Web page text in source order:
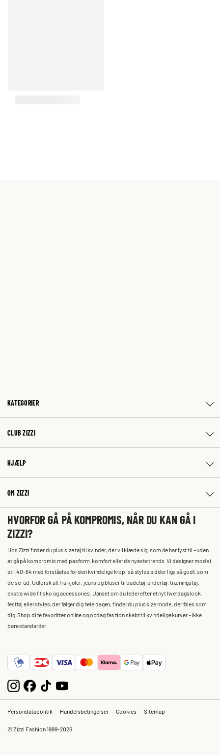
KATEGORIER
CLUB ZIZZI
HJÆLP
OM ZIZZI
HVORFOR GÅ PÅ KOMPROMIS, NÅR DU KAN GÅ I
ZIZZI?
Hos Zizzi finder du plus size tøj til kvinder, der vil klæde sig, som de har lyst til – uden
at gå på kompromis med pasform, komfort eller de nyeste trends. Vi designer mode i
str. 40-64 med forståelse for den kvindelige krop, så styles sidder lige så godt, som
de ser ud. Udforsk alt fra kjoler, jeans og bluser til badetøj, undertøj, træningstøj,
ekstra wide fit sko og accessories. Uanset om du leder efter et nyt hverdagslook,
festtøj eller styles, der følger dig hele dagen, finder du plus size mode, der føles som
dig. Shop dine favoritter online og opdag fashion skabt til kvindelige kurver – ikke
bare standarder.
Persondatapolitik Handelsbetingelser Cookies Sitemap
© Zizzi Fashion 1999-2026